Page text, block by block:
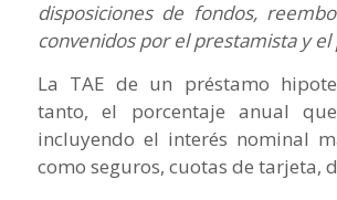
disposiciones de fondos,
convenidos por el prestamista y
La TAE de un préstamo
tanto, el porcentaje anual
incluyendo el interés nominal
como seguros, cuotas de tarjeta,